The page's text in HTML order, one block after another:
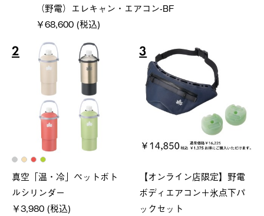
（野電）エレキャン・エアコン-BF
￥68,600 (税込)
2
真空「温・冷」ペットボト
ルシリンダー
￥3,980 (税込)
3
【オンライン店限定】野電
ボディエアコン＋氷点下パ
ックセット